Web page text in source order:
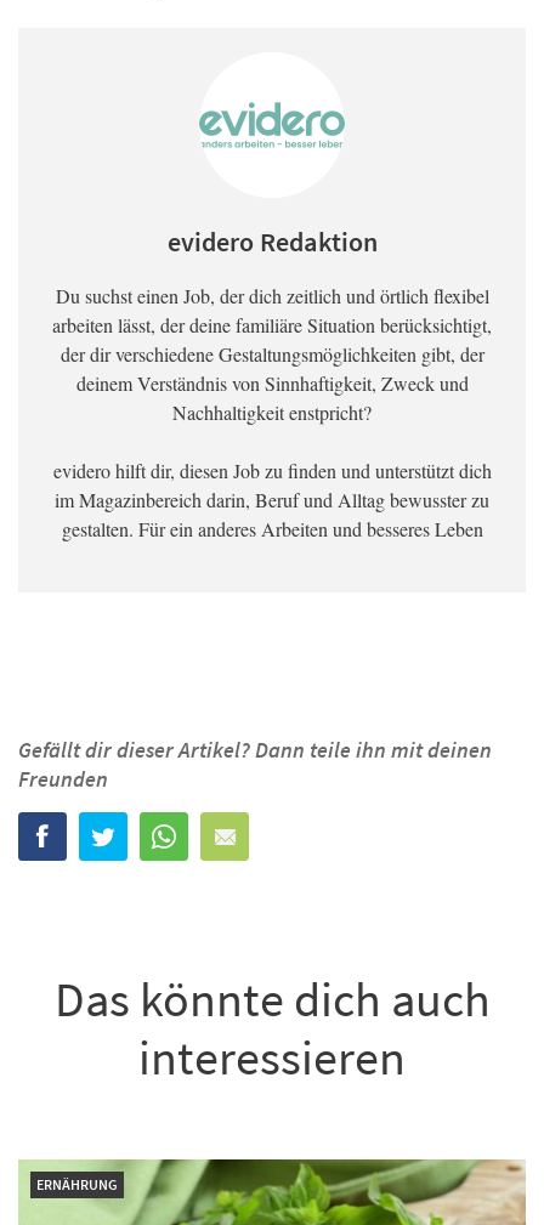
evidero Redaktion
Du suchst einen Job, der dich zeitlich und örtlich flexibel
arbeiten lässt, der deine familiäre Situation berücksichtigt,
der dir verschiedene Gestaltungsmöglichkeiten gibt, der
deinem Verständnis von Sinnhaftigkeit, Zweck und
Nachhaltigkeit enstpricht?
evidero hilft dir, diesen Job zu finden und unterstützt dich
im Magazinbereich darin, Beruf und Alltag bewusster zu
gestalten. Für ein anderes Arbeiten und besseres Leben
Gefällt dir dieser Artikel? Dann teile ihn mit deinen
Freunden
Das könnte dich auch
interessieren
ERNÄHRUNG